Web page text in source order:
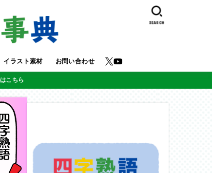
イラスト素材 お問い合わせ
SEARCH
こちら